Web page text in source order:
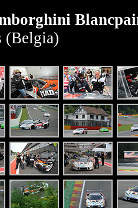
(Belgia)